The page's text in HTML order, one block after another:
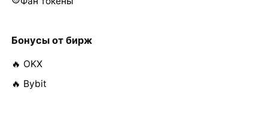
Бонусы от бирж
🔥 OKX
🔥 Bybit